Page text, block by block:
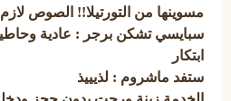
مسوينها من التورتيلا!! الصوص لازم
سبايسي تشكن برجر : عادية
ابتكار
ستفد ماشروم : لذيييذ